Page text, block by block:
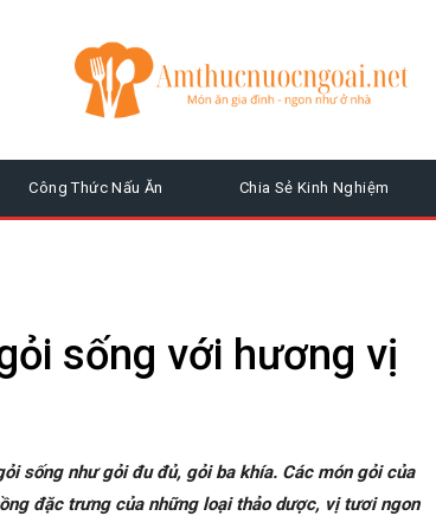
Công Thức Nấu Ăn Chia Sẻ Kinh Nghiệm
sống với hương vị
sống như gỏi đu đủ, gỏi ba khía. Các món gỏi của
đặc trưng của những loại thảo dược, vị tươi ngon